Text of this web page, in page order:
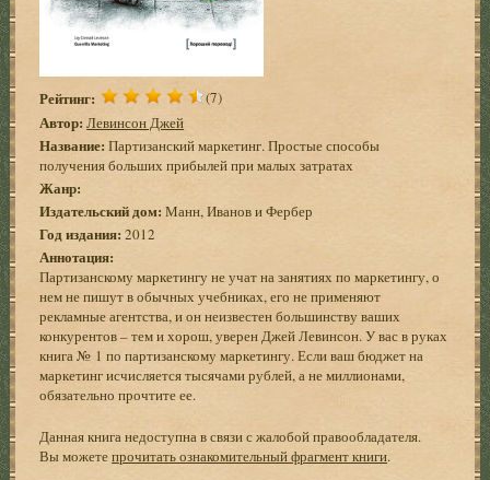
Рейтинг: (7)
Автор: Левинсон Джей
Название: Партизанский маркетинг. Простые способы
получения больших прибылей при малых затратах
Жанр:
Издательский дом: Манн, Иванов и Фербер
Год издания: 2012
Аннотация:
Партизанскому маркетингу не учат на занятиях по маркетингу, о
нем не пишут в обычных учебниках, его не применяют
рекламные агентства, и он неизвестен большинству ваших
конкурентов – тем и хорош, уверен Джей Левинсон. У вас в руках
книга № 1 по партизанскому маркетингу. Если ваш бюджет на
маркетинг исчисляется тысячами рублей, а не миллионами,
обязательно прочтите ее.
Данная книга недоступна в связи с жалобой правообладателя.
Вы можетепрочитать ознакомительный фрагмент книги.